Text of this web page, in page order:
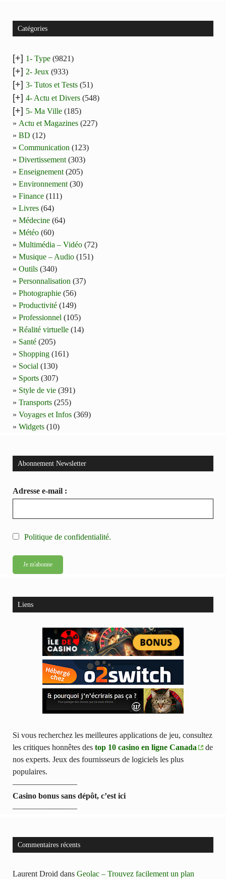
Catégories
[+] 1- Type (9821)
[+] 2- Jeux (933)
[+] 3- Tutos et Tests (51)
[+] 4- Actu et Divers (548)
[+] 5- Ma Ville (185)
Actu et Magazines (227)
BD (12)
Communication (123)
Divertissement (303)
Enseignement (205)
Environnement (30)
Finance (111)
Livres (64)
Médecine (64)
Météo (60)
Multimédia – Vidéo (72)
Musique – Audio (151)
Outils (340)
Personnalisation (37)
Photographie (56)
Productivité (149)
Professionnel (105)
Réalité virtuelle (14)
Santé (205)
Shopping (161)
Social (130)
Sports (307)
Style de vie (391)
Transports (255)
Voyages et Infos (369)
Widgets (10)
Abonnement Newsletter
Adresse e-mail :
Politique de confidentialité.
Liens
Si vous recherchez les meilleures applications de jeu, consultez
les critiques honnêtes des top 10 casino en ligne Canada
de
nos experts. Jeux des fournisseurs de logiciels les plus
populaires.
————————
Casino bonus sans dépôt, c’est ici
————————
Commentaires récents
Laurent Droid dans Geolac – Trouvez facilement un plan